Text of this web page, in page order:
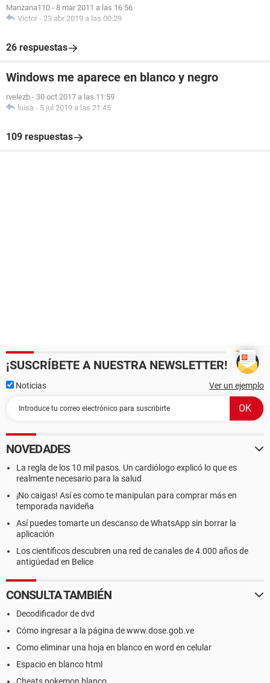
Manzana110 - 8 mar 2011 a las 16:56
Victor - 23 abr 2019 a las 00:29
26 respuestas
Windows me aparece en blanco y negro
rvelezb - 30 oct 2017 a las 11:59
luisa - 5 jul 2019 a las 21:45
109 respuestas
¡SUSCRÍBETE A NUESTRA NEWSLETTER!
Noticias Ver un ejemplo
NOVEDADES
La regla de los 10 mil pasos. Un cardiólogo explicó lo que es
realmente necesario para la salud
¡No caigas! Así es como te manipulan para comprar más en
temporada navideña
Así puedes tomarte un descanso de WhatsApp sin borrar la
aplicación
Los científicos descubren una red de canales de 4.000 años de
antigüedad en Belice
CONSULTA TAMBIÉN
Decodificador de dvd
Cómo ingresar a la página de www.dose.gob.ve
Como eliminar una hoja en blanco en word en celular
Espacio en blanco html